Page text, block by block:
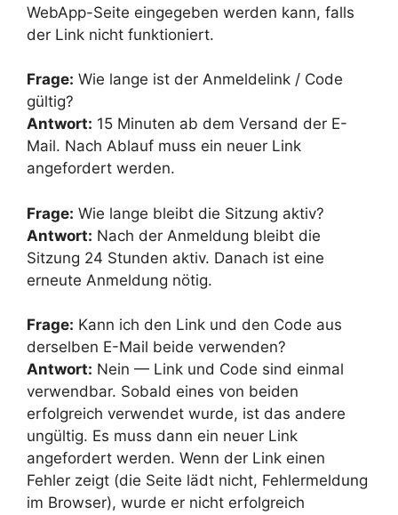
WebApp-Seite eingegeben werden kann, falls
der Link nicht funktioniert.
Frage: Wie lange ist der Anmeldelink / Code
gültig?
Antwort: 15 Minuten ab dem Versand der E-
Mail. Nach Ablauf muss ein neuer Link
angefordert werden.
Frage: Wie lange bleibt die Sitzung aktiv?
Antwort: Nach der Anmeldung bleibt die
Sitzung 24 Stunden aktiv. Danach ist eine
erneute Anmeldung nötig.
Frage: Kann ich den Link und den Code aus
derselben E-Mail beide verwenden?
Antwort: Nein — Link und Code sind einmal
verwendbar. Sobald eines von beiden
erfolgreich verwendet wurde, ist das andere
ungültig. Es muss dann ein neuer Link
angefordert werden. Wenn der Link einen
Fehler zeigt (die Seite lädt nicht, Fehlermeldung
im Browser), wurde er nicht erfolgreich